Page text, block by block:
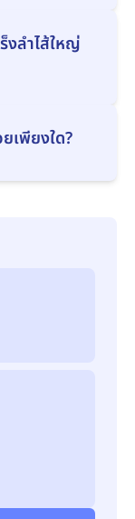
งลำไส้ใหญ่
เพียงใด?